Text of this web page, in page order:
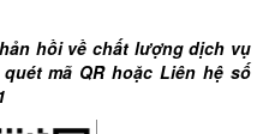
hồi về chất lượng dịch vụ
mã QR hoặc Liên hệ số